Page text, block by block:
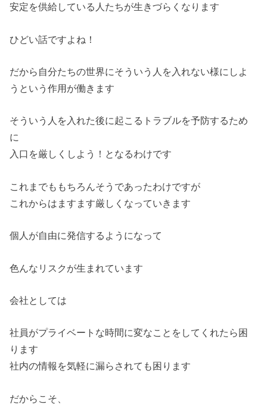
安定を供給している人たちが生きづらくなります
ひどい話ですよね！
だから自分たちの世界にそういう人を入れない様にしよ
うという作用が働きます
そういう人を入れた後に起こるトラブルを予防するため
に
入口を厳しくしよう！となるわけです
これまでももちろんそうであったわけですが
これからはますます厳しくなっていきます
個人が自由に発信するようになって
色んなリスクが生まれています
会社としては
社員がプライベートな時間に変なことをしてくれたら困
ります
社内の情報を気軽に漏らされても困ります
だからこそ、